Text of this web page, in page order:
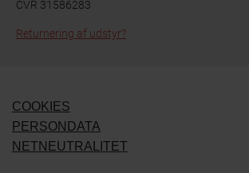
CVR 31586283
Returnering af udstyr?
COOKIES
PERSONDATA
NETNEUTRALITET